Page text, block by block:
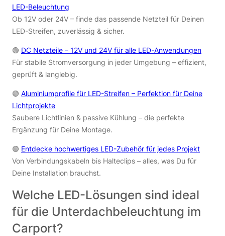
LED-Beleuchtung
Ob 12V oder 24V – finde das passende Netzteil für Deinen
LED-Streifen, zuverlässig & sicher.
🟢 DC Netzteile – 12V und 24V für alle LED-Anwendungen
Für stabile Stromversorgung in jeder Umgebung – effizient,
geprüft & langlebig.
🟢 Aluminiumprofile für LED-Streifen – Perfektion für Deine
Lichtprojekte
Saubere Lichtlinien & passive Kühlung – die perfekte
Ergänzung für Deine Montage.
🟢 Entdecke hochwertiges LED-Zubehör für jedes Projekt
Von Verbindungskabeln bis Halteclips – alles, was Du für
Deine Installation brauchst.
Welche LED-Lösungen sind ideal
für die Unterdachbeleuchtung im
Carport?